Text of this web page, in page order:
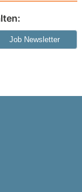
Job Newsletter